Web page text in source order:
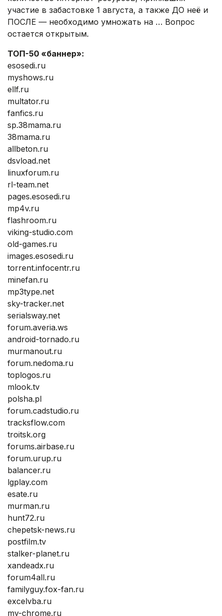
участие в забастовке 1 августа, а также ДО неё и
ПОСЛЕ — необходимо умножать на … Вопрос
остается открытым.
ТОП-50 «баннер»:
esosedi.ru
myshows.ru
ellf.ru
multator.ru
fanfics.ru
sp.38mama.ru
38mama.ru
allbeton.ru
dsvload.net
linuxforum.ru
rl-team.net
pages.esosedi.ru
mp4v.ru
flashroom.ru
viking-studio.com
old-games.ru
images.esosedi.ru
torrent.infocentr.ru
minefan.ru
mp3type.net
sky-tracker.net
serialsway.net
forum.averia.ws
android-tornado.ru
murmanout.ru
forum.nedoma.ru
toplogos.ru
mlook.tv
polsha.pl
forum.cadstudio.ru
tracksflow.com
troitsk.org
forums.airbase.ru
forum.urup.ru
balancer.ru
lgplay.com
esate.ru
murman.ru
hunt72.ru
chepetsk-news.ru
postfilm.tv
stalker-planet.ru
xandeadx.ru
forum4all.ru
familyguy.fox-fan.ru
excelvba.ru
my-chrome.ru